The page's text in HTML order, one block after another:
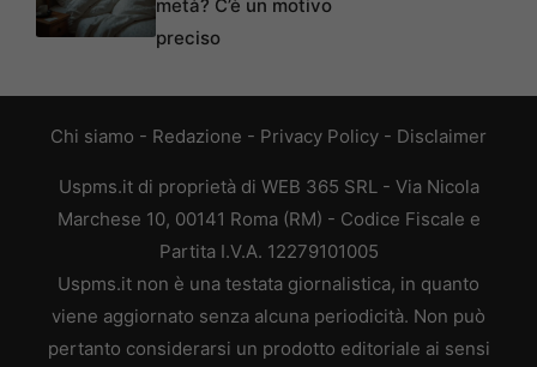
metà? C’è un motivo
preciso
Chi siamo - Redazione - Privacy Policy - Disclaimer
Uspms.it di proprietà di WEB 365 SRL - Via Nicola
Marchese 10, 00141 Roma (RM) - Codice Fiscale e
Partita I.V.A. 12279101005
Uspms.it non è una testata giornalistica, in quanto
viene aggiornato senza alcuna periodicità. Non può
pertanto considerarsi un prodotto editoriale ai sensi